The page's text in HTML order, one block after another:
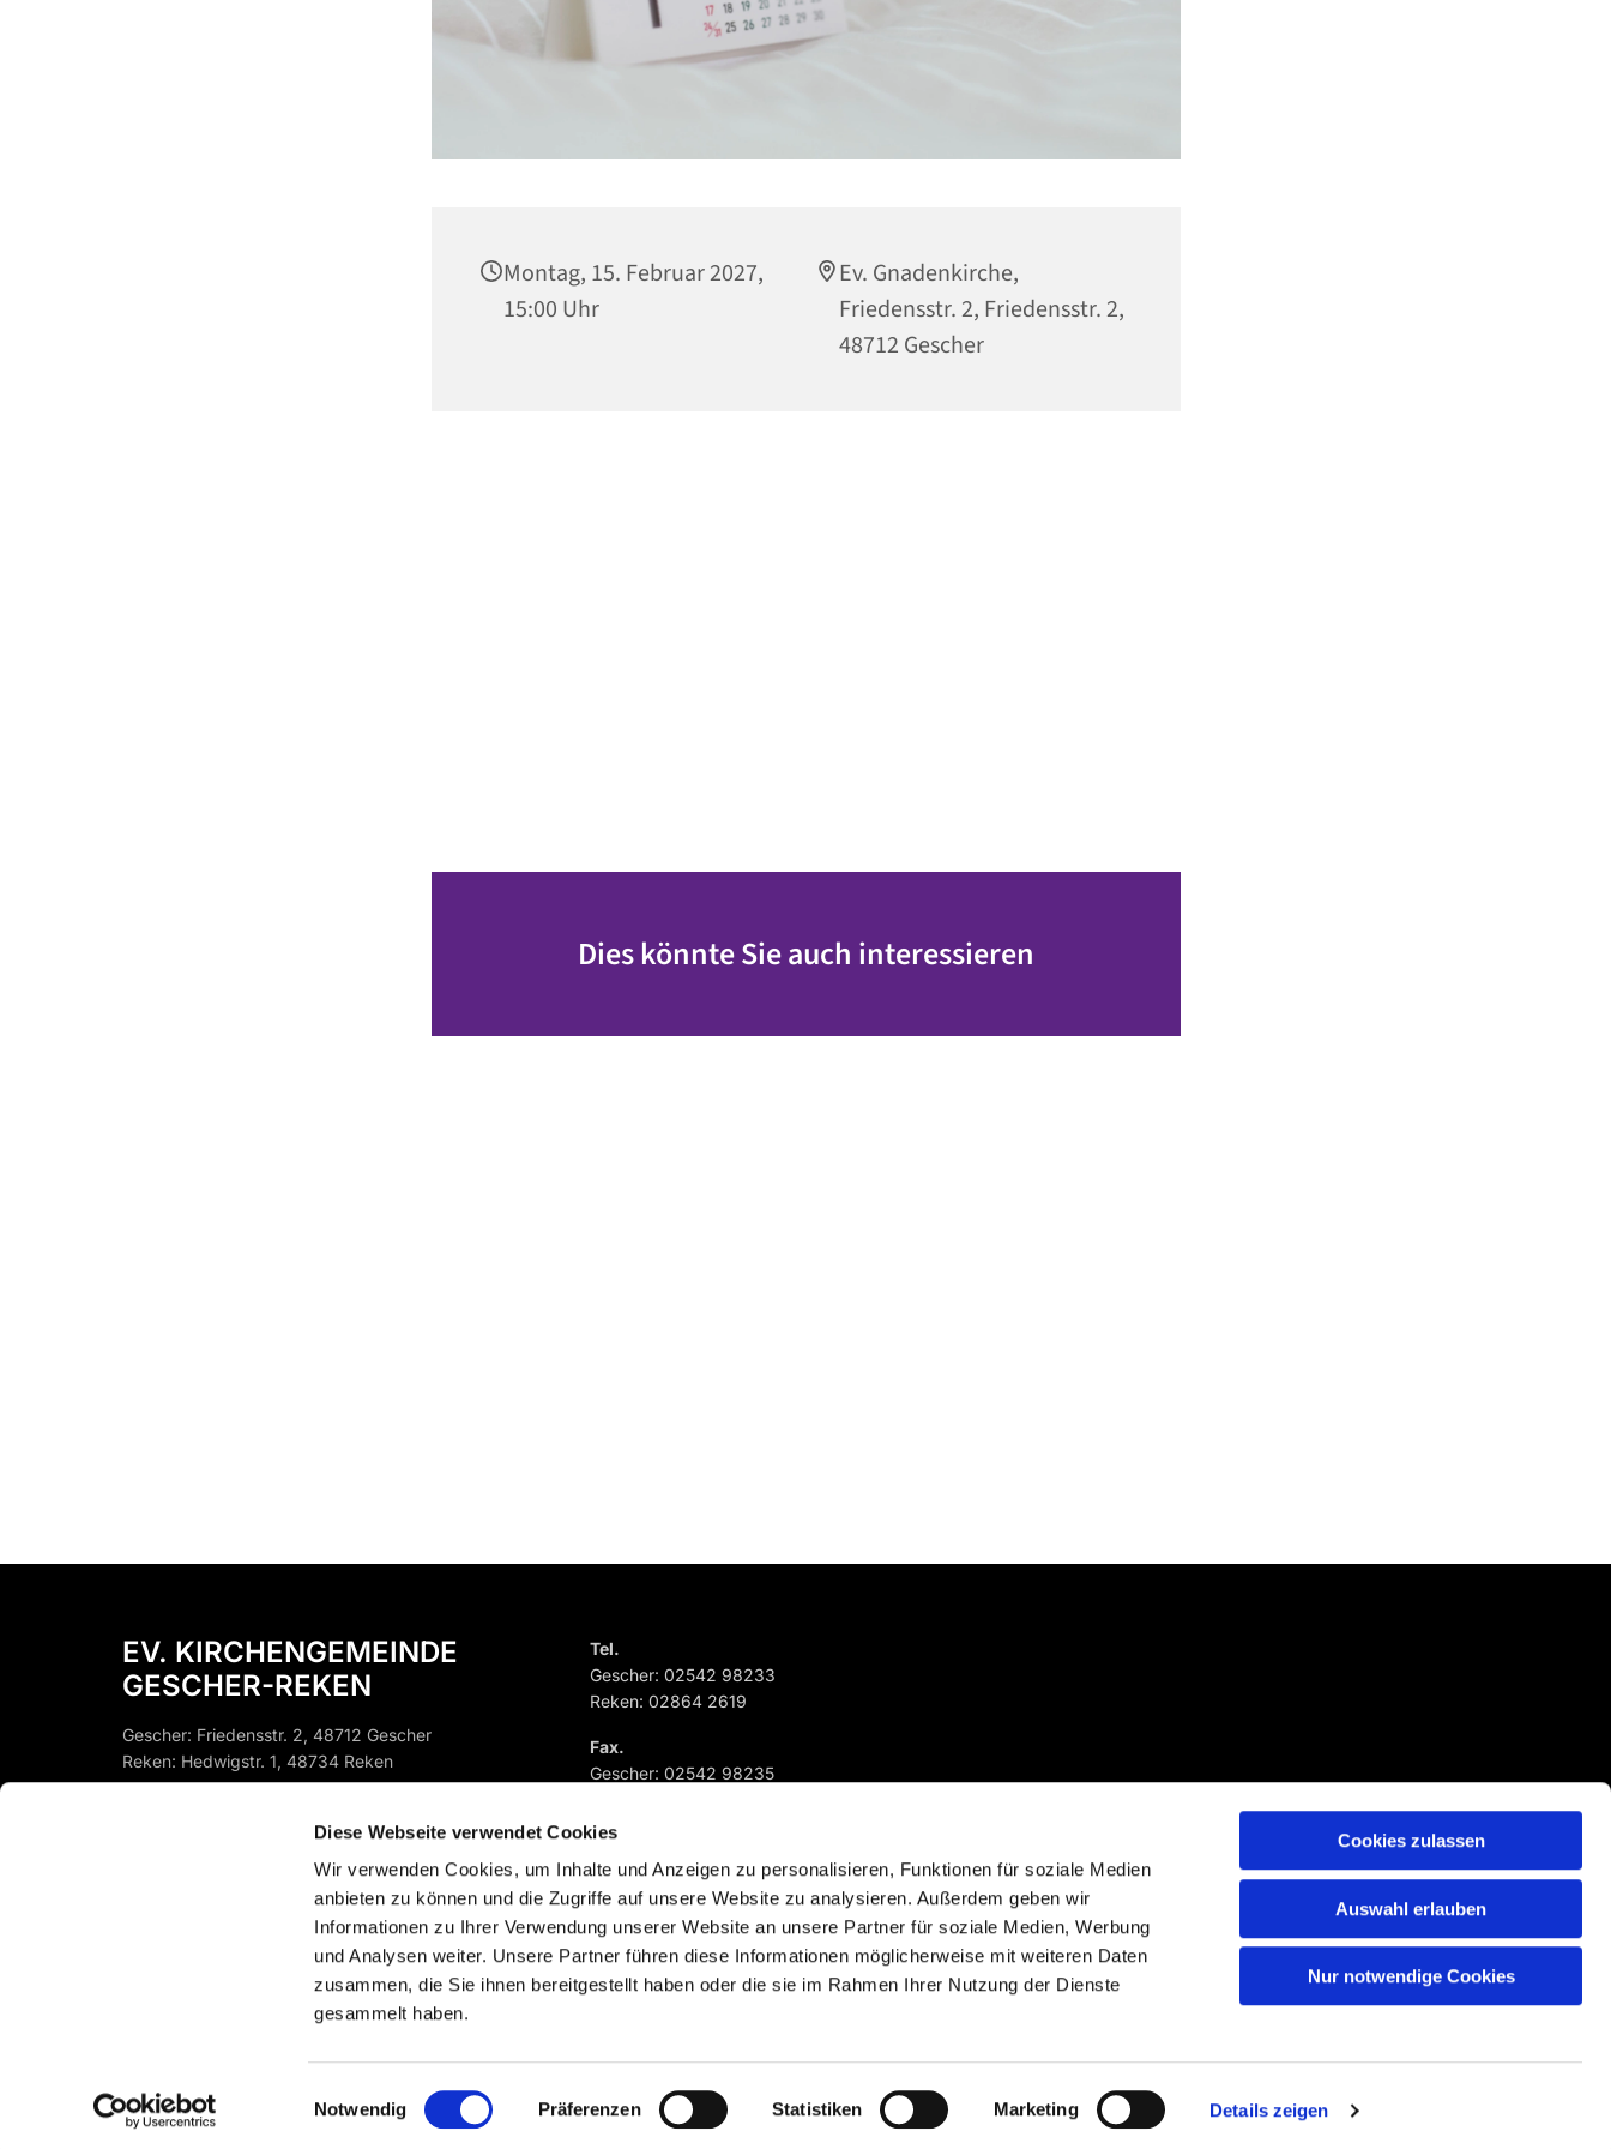
Diese Webseite verwendet Cookies
Wir verwenden Cookies, um Inhalte und Anzeigen zu personalisieren, Funktionen für soziale Medien
anbieten zu können und die Zugriffe auf unsere Website zu analysieren. Außerdem geben wir
Informationen zu Ihrer Verwendung unserer Website an unsere Partner für soziale Medien, Werbung
und Analysen weiter. Unsere Partner führen diese Informationen möglicherweise mit weiteren Daten
zusammen, die Sie ihnen bereitgestellt haben oder die sie im Rahmen Ihrer Nutzung der Dienste
gesammelt haben.
Einwilligungsauswahl
Notwendig Präferenzen Statistiken Marketing Details zeigen
Cookies zulassen
Auswahl erlauben
Nur notwendige Cookies
Montag, 15. Februar 2027,
15:00 Uhr
Ev. Gnadenkirche,
Friedensstr. 2, Friedensstr. 2,
48712 Gescher
Dies könnte Sie auch interessieren
EV. KIRCHENGEMEINDE
GESCHER-REKEN
Gescher: Friedensstr. 2, 48712 Gescher
Reken: Hedwigstr. 1, 48734 Reken
Instagram: @EV.KIRCHEGESCHER
st-pfb-reken@ekvw.de
Tel.
Gescher: 02542 98233
Reken: 02864 2619
Fax.
Gescher: 02542 98235
Impressum Datenschutzerklärung ChurchDesk-Login